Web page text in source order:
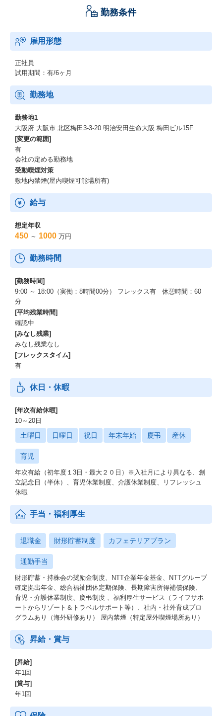
勤務条件
雇用形態
正社員
試用期間：有/6ヶ月
勤務地
勤務地1
大阪府 大阪市 北区梅田3-3-20 明治安田生命大阪 梅田ビル15F
[変更の範囲]
有
会社の定める勤務地
受動喫煙対策
敷地内禁煙(屋内喫煙可能場所有)
給与
想定年収
450 ～ 1000 万円
勤務時間
[勤務時間]
9:00 ～ 18:00（実働：8時間00分） フレックス有 休憩時間：60
分
[平均残業時間]
確認中
[みなし残業]
みなし残業なし
[フレックスタイム]
有
休日・休暇
[年次有給休暇]
10～20日
土曜日 日曜日 祝日 年末年始 慶弔 産休
育児
年次有給（初年度１3日・最大２０日）※入社月により異なる、創
立記念日（半休）、育児休業制度、介護休業制度、リフレッシュ
休暇
手当・福利厚生
退職金 財形貯蓄制度 カフェテリアプラン
通勤手当
財形貯蓄・持株会の奨励金制度、NTT企業年金基金、NTTグループ
確定拠出年金、総合福祉団体定期保険、長期障害所得補償保険、
育児・介護休業制度、慶弔制度 、福利厚生サービス（ライフサポ
ートからリゾート＆トラベルサポート等）、社内・社外育成プロ
グラムあり（海外研修あり） 屋内禁煙（特定屋外喫煙場所あり）
昇給・賞与
[昇給]
年1回
[賞与]
年1回